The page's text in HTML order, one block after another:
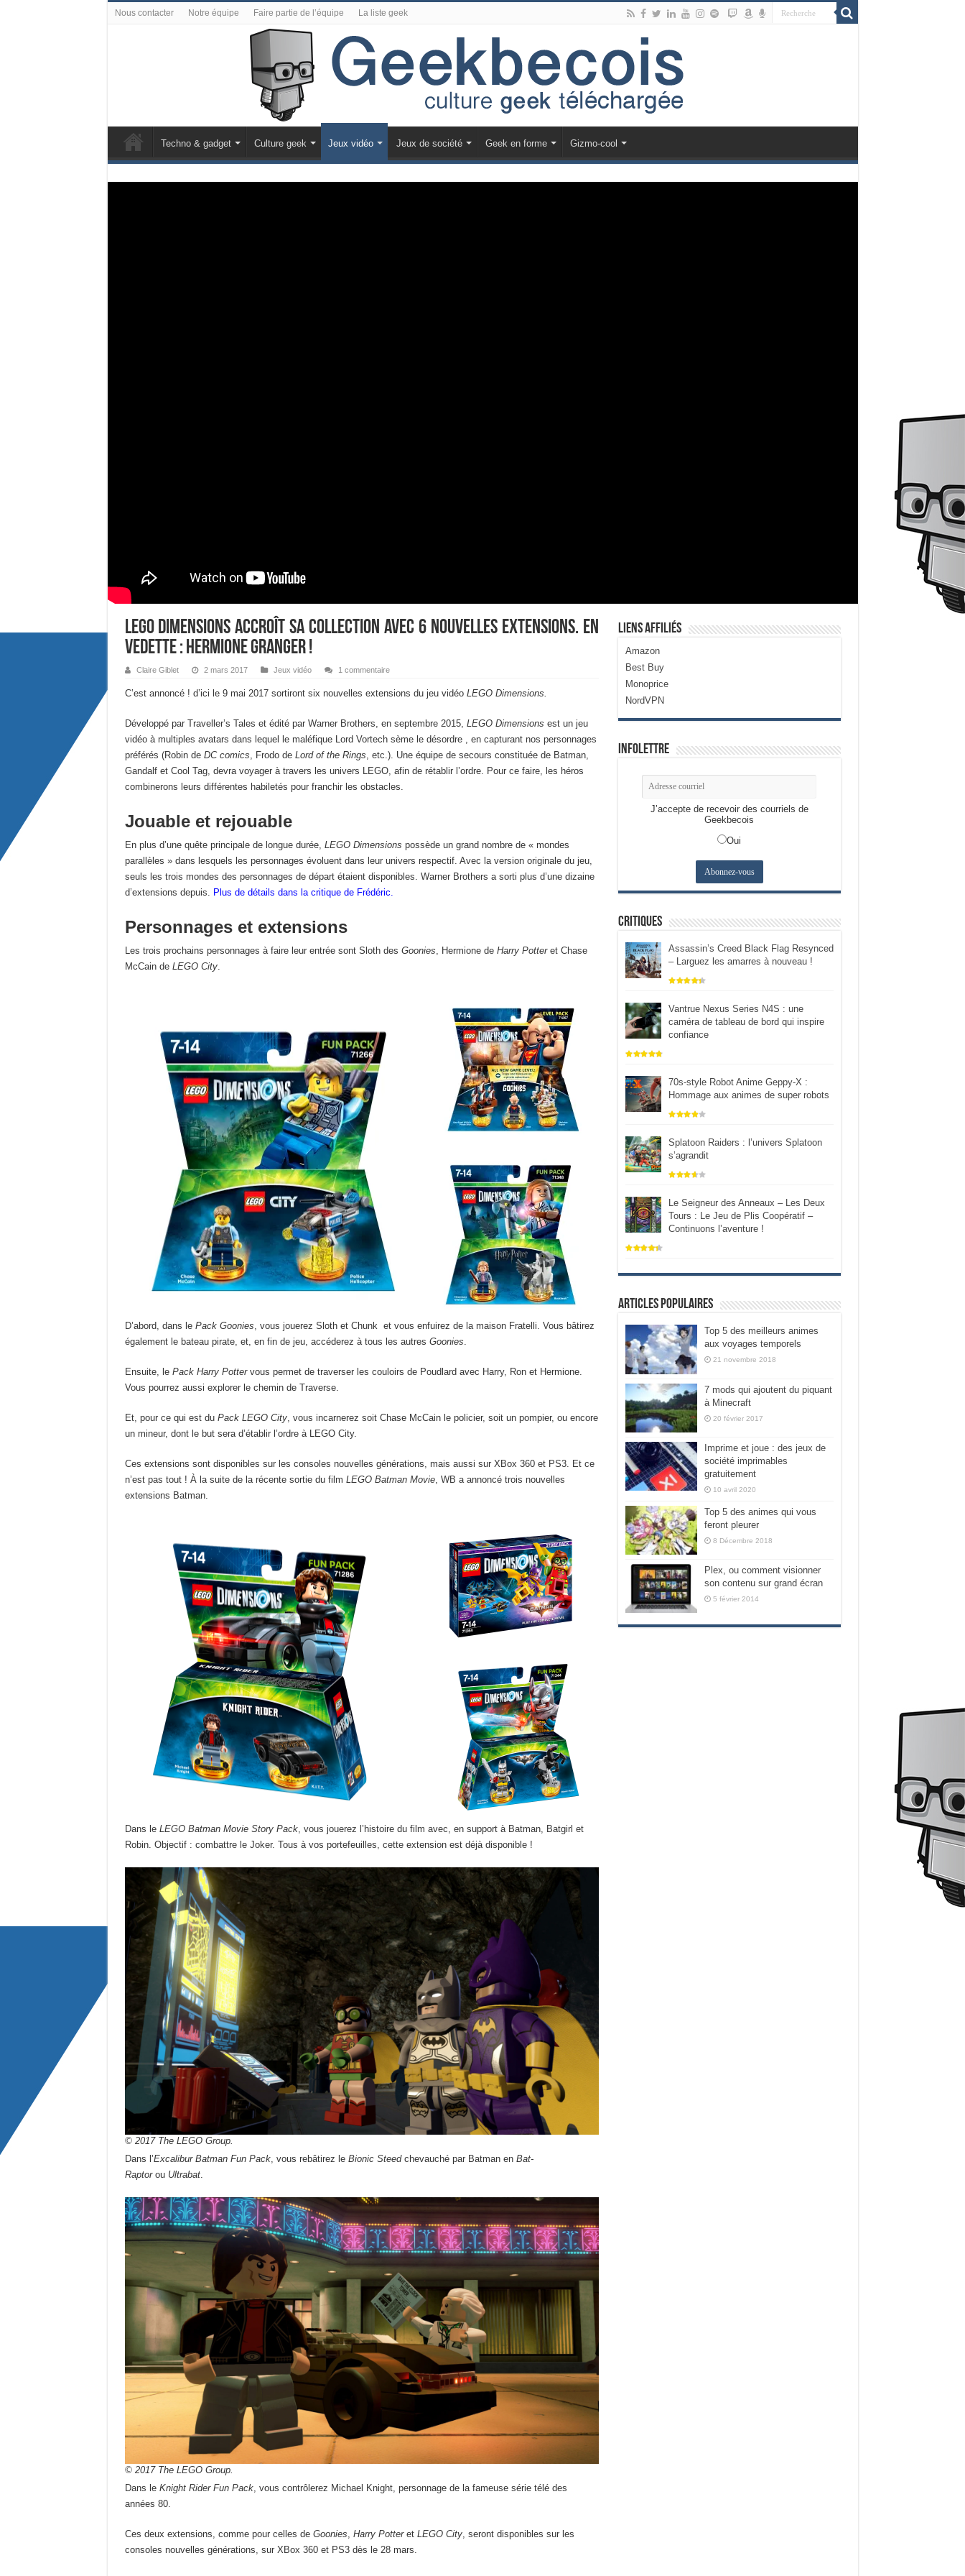
Nous contacter Notre équipe Faire partie de l’équipe La liste geek
Techno & gadget Culture geek Jeux vidéo Jeux de société Geek en forme Gizmo-cool
LEGO Dimensions accroît sa collection avec 6 nouvelles extensions. En
vedette : Hermione Granger !
Claire Giblet 2 mars 2017 Jeux vidéo 1 commentaire
C’est annoncé ! d’ici le 9 mai 2017 sortiront six nouvelles extensions du jeu vidéo LEGO Dimensions.
Développé par Traveller’s Tales et édité par Warner Brothers, en septembre 2015, LEGO Dimensions est un jeu
vidéo à multiples avatars dans lequel le maléfique Lord Vortech sème le désordre , en capturant nos personnages
préférés (Robin de DC comics, Frodo de Lord of the Rings, etc.). Une équipe de secours constituée de Batman,
Gandalf et Cool Tag, devra voyager à travers les univers LEGO, afin de rétablir l’ordre. Pour ce faire, les héros
combinerons leurs différentes habiletés pour franchir les obstacles.
Jouable et rejouable
En plus d’une quête principale de longue durée, LEGO Dimensions possède un grand nombre de « mondes
parallèles » dans lesquels les personnages évoluent dans leur univers respectif. Avec la version originale du jeu,
seuls les trois mondes des personnages de départ étaient disponibles. Warner Brothers a sorti plus d’une dizaine
d’extensions depuis. Plus de détails dans la critique de Frédéric.
Personnages et extensions
Les trois prochains personnages à faire leur entrée sont Sloth des Goonies, Hermione de Harry Potter et Chase
McCain de LEGO City.
D’abord, dans le Pack Goonies, vous jouerez Sloth et Chunk et vous enfuirez de la maison Fratelli. Vous bâtirez
également le bateau pirate, et, en fin de jeu, accéderez à tous les autres Goonies.
Ensuite, le Pack Harry Pottervous permet de traverser les couloirs de Poudlard avec Harry, Ron et Hermione.
Vous pourrez aussi explorer le chemin de Traverse.
Et, pour ce qui est du Pack LEGO City, vous incarnerez soit Chase McCain le policier, soit un pompier, ou encore
un mineur, dont le but sera d’établir l’ordre à LEGO City.
Ces extensions sont disponibles sur les consoles nouvelles générations, mais aussi sur XBox 360 et PS3. Et ce
n’est pas tout ! À la suite de la récente sortie du film LEGO Batman Movie, WB a annoncé trois nouvelles
extensions Batman.
Dans le LEGO Batman Movie Story Pack, vous jouerez l’histoire du film avec, en support à Batman, Batgirl et
Robin. Objectif : combattre le Joker. Tous à vos portefeuilles, cette extension est déjà disponible !
© 2017 The LEGO Group.
Dans l’Excalibur Batman Fun Pack, vous rebâtirez le Bionic Steed chevauché par Batman en Bat-
Raptorou Ultrabat.
© 2017 The LEGO Group.
Dans le Knight Rider Fun Pack, vous contrôlerez Michael Knight, personnage de la fameuse série télé des
années 80.
Ces deux extensions, comme pour celles de Goonies Harry Potteret LEGO City, seront disponibles sur les
consoles nouvelles générations, sur XBox 360 et PS3 dès le 28 mars.
Liens Affiliés
Amazon
Best Buy
Monoprice
NordVPN
Infolettre
J’accepte de recevoir des courriels de
Geekbecois
Oui
Critiques
Assassin’s Creed Black Flag Resynced
– Larguez les amarres à nouveau !
Vantrue Nexus Series N4S : une
caméra de tableau de bord qui inspire
confiance
70s-style Robot Anime Geppy-X :
Hommage aux animes de super robots
Splatoon Raiders : l’univers Splatoon
s’agrandit
Le Seigneur des Anneaux – Les Deux
Tours : Le Jeu de Plis Coopératif –
Continuons l’aventure !
Articles populaires
Top 5 des meilleurs animes
aux voyages temporels
21 novembre 2018
7 mods qui ajoutent du piquant
à Minecraft
20 février 2017
Imprime et joue : des jeux de
société imprimables
gratuitement
10 avril 2020
Top 5 des animes qui vous
feront pleurer
8 Décembre 2018
Plex, ou comment visionner
son contenu sur grand écran
5 février 2014